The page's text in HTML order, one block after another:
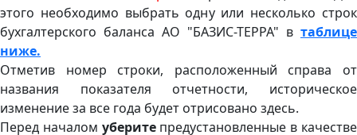
этого необходимо выбрать одну или несколько строк
бухгалтерского баланса АО "БАЗИС-ТЕРРА" в таблице
ниже.
Отметив номер строки, расположенный справа от
названия показателя отчетности, историческое
изменение за все года будет отрисовано здесь.
Перед началом уберитепредустановленные в качестве